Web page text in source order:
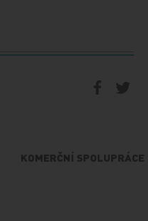
KOMERČNÍ SPOLUPRÁCE